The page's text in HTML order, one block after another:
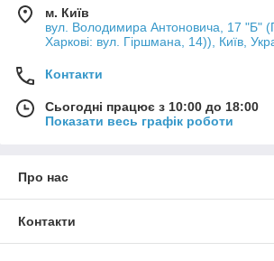
м. Київ
вул. Володимира Антоновича, 17 "Б"
Харкові: вул. Гіршмана, 14)), Київ,
Контакти
Сьогодні працює з 10:00 до 18:00
Показати весь графік роботи
Про нас
Контакти